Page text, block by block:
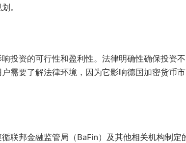
。
投资的可行性和盈利性。法律明确性确保投资不
需要了解法律环境，因为它影响德国加密货币市
联邦金融监管局（BaFin）及其他相关机构制定